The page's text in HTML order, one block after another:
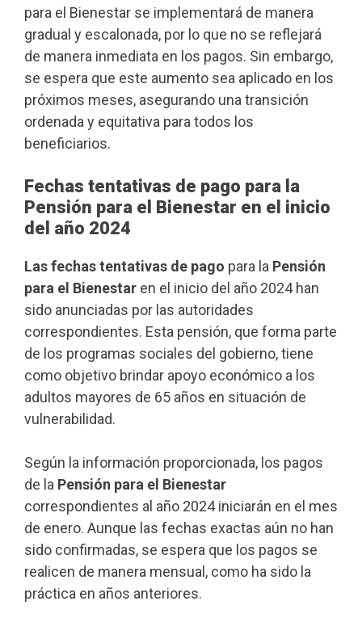
para el Bienestar se implementará de manera
gradual y escalonada, por lo que no se reflejará
de manera inmediata en los pagos. Sin embargo,
se espera que este aumento sea aplicado en los
próximos meses, asegurando una transición
ordenada y equitativa para todos los
beneficiarios.
Fechas tentativas de pago para la
Pensión para el Bienestar en el inicio
del año 2024
Las fechas tentativas de pago para la Pensión
para el Bienestar en el inicio del año 2024 han
sido anunciadas por las autoridades
correspondientes. Esta pensión, que forma parte
de los programas sociales del gobierno, tiene
como objetivo brindar apoyo económico a los
adultos mayores de 65 años en situación de
vulnerabilidad.
Según la información proporcionada, los pagos
de la Pensión para el Bienestar
correspondientes al año 2024 iniciarán en el mes
de enero. Aunque las fechas exactas aún no han
sido confirmadas, se espera que los pagos se
realicen de manera mensual, como ha sido la
práctica en años anteriores.